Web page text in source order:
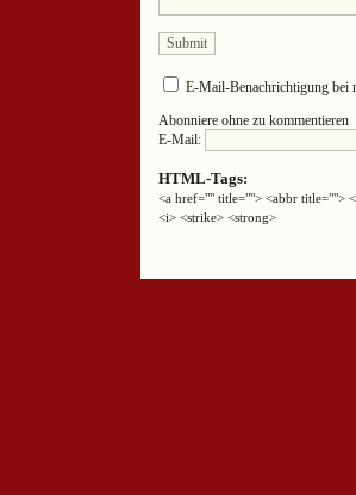
E-Mail-Benachrichtigung bei
Abonniere ohne zu kommentieren
E-Mail:
HTML-Tags:
<a href="" title=""> <abbr title="">
<i> <strike> <strong>